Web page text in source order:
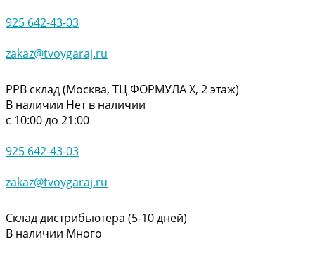
925 642-43-03
zakaz@tvoygaraj.ru
РРВ склад (Москва, ТЦ ФОРМУЛА Х, 2 этаж)
В наличии Нет в наличии
с 10:00 до 21:00
925 642-43-03
zakaz@tvoygaraj.ru
Склад дистрибьютера (5-10 дней)
В наличии Много